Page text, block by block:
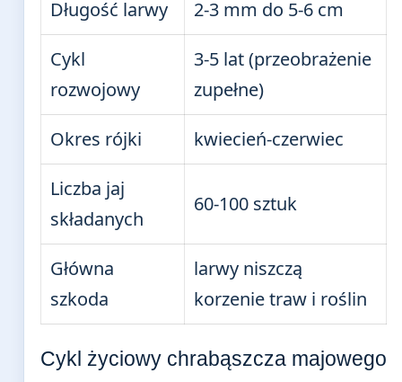
Długość larwy 2-3 mm do 5-6 cm
Cykl
rozwojowy
3-5 lat (przeobrażenie
zupełne)
Okres rójki kwiecień-czerwiec
Liczba jaj
składanych
60-100 sztuk
Główna
szkoda
larwy niszczą
korzenie traw i roślin
Cykl życiowy chrabąszcza majowego